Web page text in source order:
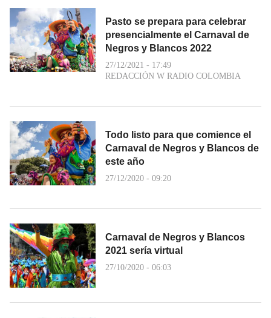
Pasto se prepara para celebrar
presencialmente el Carnaval de
Negros y Blancos 2022
27/12/2021 - 17:49
REDACCIÓN W RADIO COLOMBIA
Todo listo para que comience el
Carnaval de Negros y Blancos de
este año
27/12/2020 - 09:20
Carnaval de Negros y Blancos
2021 sería virtual
27/10/2020 - 06:03